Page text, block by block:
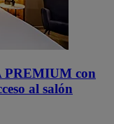
con
al salón